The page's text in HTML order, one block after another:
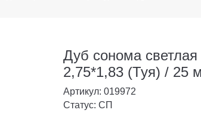
Дуб сонома
2,75*1,83 (Туя) / 25
Артикул: 019972
Статус: СП